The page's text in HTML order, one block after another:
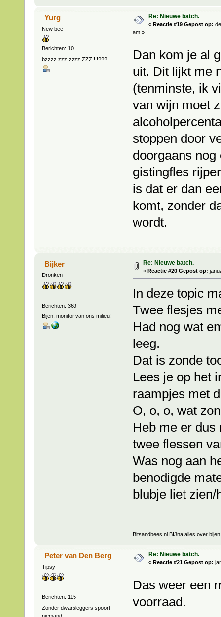
Yurg
New bee
Berichten: 10
bzzzz zzz zzzz ZZZ!!!!???
Re: Nieuwe batch.
« Reactie #19 Gepost op:
am »
Dan kom je al
uit. Dit lijkt me
(tenminste, ik
van wijn moet
stoppen door
doorgaans nog
gistingfles
is dat er dan
komt, zonder
wordt.
Bijker
Dronken
Berichten: 369
Bijen, monitor van ons milieu!
Re: Nieuwe batch.
« Reactie #20 Gepost op:
In deze topic
Twee flesjes
Had nog wat
leeg.
Dat is zonde
Lees je op het
raampjes met
O, o, o, wat
Heb me er dus
twee flessen
Was nog aan
benodigde
blubje liet zien/
Bitsandbees.nl BIJna alles over bijen.
Peter van Den Berg
Tipsy
Berichten: 115
Zonder dwarsleggers spoort
niemand.
Re: Nieuwe batch.
« Reactie #21 Gepost op:
Das weer een
voorraad.